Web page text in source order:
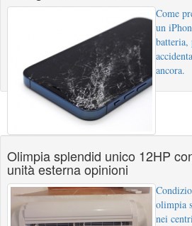
Come
un
batteria,
ancora.
Olimpia splendid unico 12HP
unità esterna opinioni
olimpia
nei